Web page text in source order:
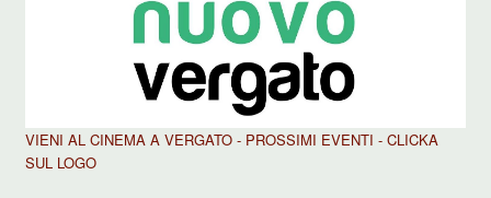
VIENI AL CINEMA A VERGATO - PROSSIMI EVENTI - CLICKA
SUL LOGO